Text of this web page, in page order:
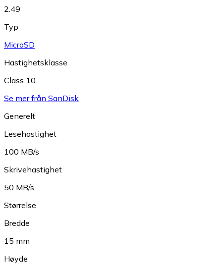
2.49
Typ
MicroSD
Hastighetsklasse
Class 10
Se mer från SanDisk
Generelt
Lesehastighet
100 MB/s
Skrivehastighet
50 MB/s
Størrelse
Bredde
15 mm
Høyde